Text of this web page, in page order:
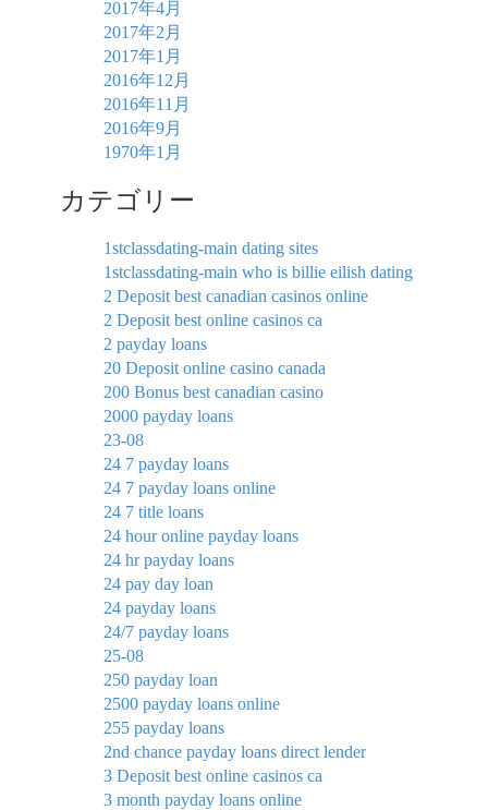
2017年4月
2017年2月
2017年1月
2016年12月
2016年11月
2016年9月
1970年1月
カテゴリー
1stclassdating-main dating sites
1stclassdating-main who is billie eilish dating
2 Deposit best canadian casinos online
2 Deposit best online casinos ca
2 payday loans
20 Deposit online casino canada
200 Bonus best canadian casino
2000 payday loans
23-08
24 7 payday loans
24 7 payday loans online
24 7 title loans
24 hour online payday loans
24 hr payday loans
24 pay day loan
24 payday loans
24/7 payday loans
25-08
250 payday loan
2500 payday loans online
255 payday loans
2nd chance payday loans direct lender
3 Deposit best online casinos ca
3 month payday loans online